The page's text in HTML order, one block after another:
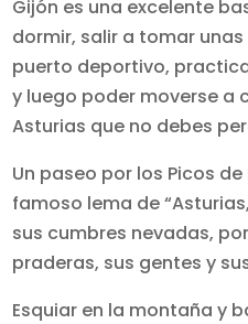
Gijón es una excelente
dormir, salir a tomar
puerto deportivo,
y luego poder moverse a
Asturias que no debes
Un paseo por los Picos
famoso lema de
sus cumbres nevadas,
praderas, sus gentes y
Esquiar en la montaña y